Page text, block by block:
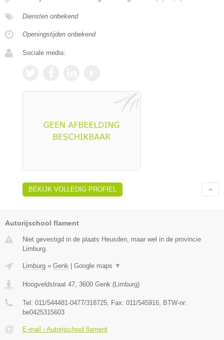
Diensten onbekend
Openingstijden onbekend
Sociale media:
BEKIJK VOLLEDIG PROFIEL
Autorijschool flament
Niet gevestigd in de plaats Heusden, maar wel in de provincie
Limburg.
Limburg » Genk Google maps ▼
Hoogveldstraat 47, 3600 Genk (Limburg)
Tel: 011/544481-0477/318725, Fax: 011/545916, BTW-nr:
be0425315603
E-mail › Autorijschool flament